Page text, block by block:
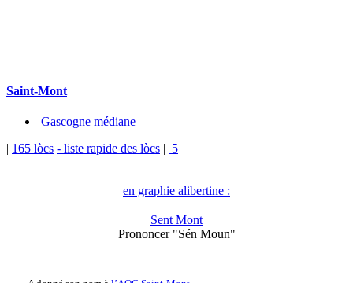
Saint-Mont
Gascogne médiane
| 165 lòcs - liste rapide des lòcs | 5
en graphie alibertine :
Sent Mont
Prononcer "Sén Moun"